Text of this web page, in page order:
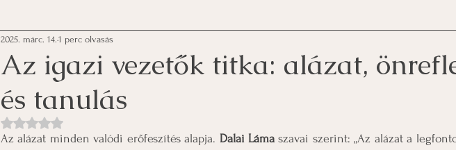
Az igazi vezetők titka: alázat,
és tanulás
2025. márc. 14. 1 perc olvasás
NaN csillagot kapott az 5-ből.
Az alázat minden valódi erőfeszítés alapja. Dalai Láma szavai szerint: „Az alázat a